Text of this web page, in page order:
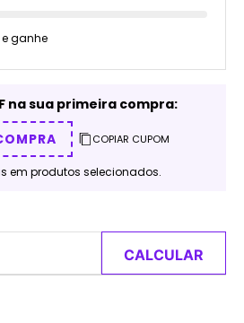
ganhe
na sua primeira compra:
COPIAR CUPOM
em produtos selecionados.
CALCULAR